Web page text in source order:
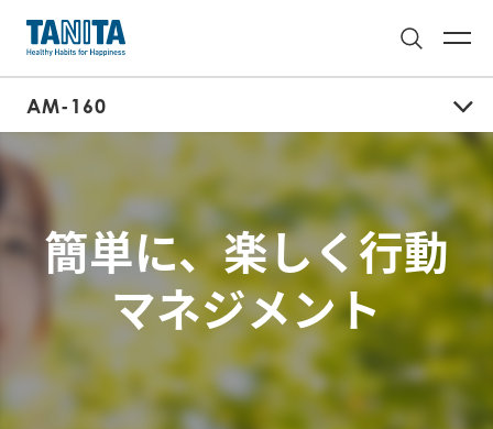
AM-160
簡単に、楽しく行動
マネジメント